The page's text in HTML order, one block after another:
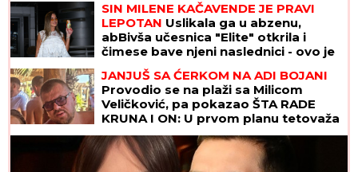
SIN MILENE KAČAVENDE JE PRAVI
LEPOTAN Uslikala ga u abzenu,
abBivša učesnica "Elite" otkrila i
čimese bave njeni naslednici - ovo je
prava ISTINA
JANJUŠ SA ĆERKOM NA ADI BOJANI
Provodio se na plaži sa Milicom
Veličković, pa pokazao ŠTA RADE
KRUNA I ON: U prvom planu tetovaža
koju je posvetio naslednici (FOTO)